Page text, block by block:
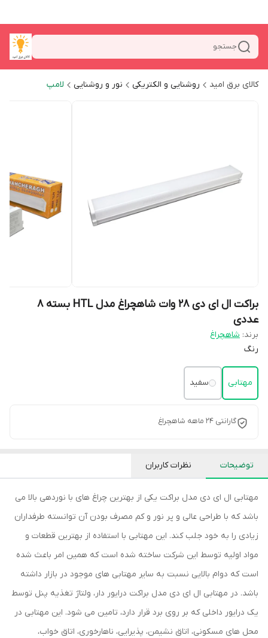
جستجو
کالای برق امید روشنایی و الکتریکی نور و روشنایی لامپ
براکت ال ای دی 28 وات شاهچراغ مدل HTL بسته ۸
عددی
برند: شاهچراغ
رنگ
مهتابی سفید
گارانتی 24 ماهه شاهچراغ
توضیحات نظرات کاربران
مهتابی ال ای دی مدل براکت یکی از بهترین چراغ های با نوردهی بالا می
باشد که با طراحی عالی و پر نور و کم مصرف بودن آن توانسته طرفداران
زیادی را به خود جلب کند. این مهتابی با استفاده از بهترین قطعات و
مواد اولیه توسط این شرکت ساخته شده است که همین امر باعث شده
است که دوام بالایی نسبت به سایر مهتابی های موجود در بازار داشته
باشد. در مهتابی ال ای دی مدل براکت درایور دار، ولتاژ تغذیه پنل توسط
یک درایور داخلی که بر روی برد قرار دارد، تامین می شود. این مهتابی در
محل های مسکونی، اتاق نشیمن، پذیرایی، ناهارخوری، اتاق خواب،